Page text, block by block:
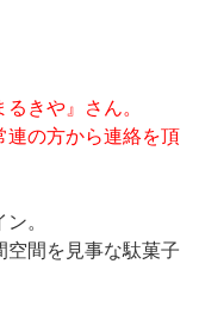
きや』さん。
連の方から連絡を頂
。
空間を見事な駄菓子